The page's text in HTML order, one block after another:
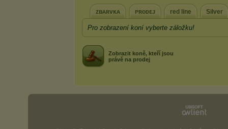
ᴢʙᴀʀᴠᴋᴀ ᴘʀᴏᴅᴇᴊ red line Silver
Pro zobrazení koní vyberte záložku!
Zobrazit koně, kteří jsou
právě na prodej